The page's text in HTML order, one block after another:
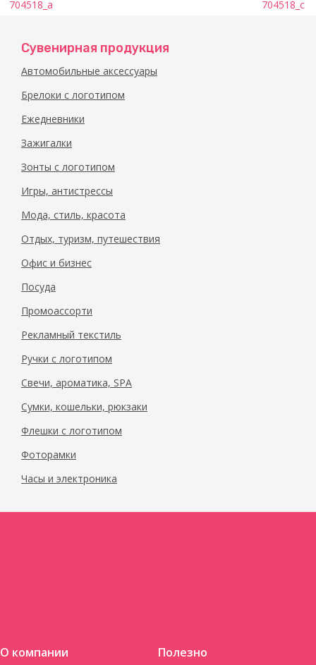
«Аммон»
704518_a
Сувенирная продукция
Автомобильные аксессуары
Брелоки с логотипом
Ежедневники
Зажигалки
Зонты с логотипом
Игры, антистрессы
Мода, стиль, красота
Отдых, туризм, путешествия
Офис и бизнес
Посуда
Промоассорти
Рекламный текстиль
Ручки с логотипом
Свечи, ароматика, SPA
Сумки, кошельки, рюкзаки
Флешки с логотипом
Фоторамки
Часы и электроника
О компании Полезно